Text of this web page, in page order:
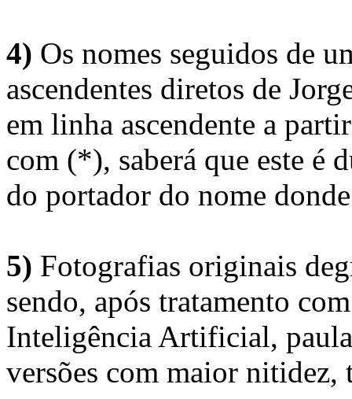
4) Os nomes seguidos de
ascendentes diretos de
em linha ascendente a
com (*), saberá que este é
do portador do nome
5) Fotografias originais
sendo, após tratamento
Inteligência Artificial,
versões com maior nitidez,